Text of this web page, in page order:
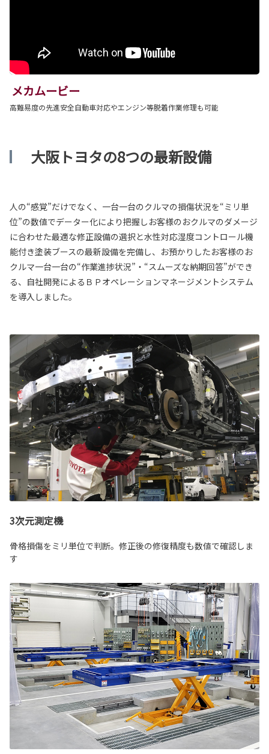
メカムービー
高難易度の先進安全自動車対応やエンジン等脱着作業修理も可能
大阪トヨタの8つの最新設備
人の“感覚”だけでなく、一台一台のクルマの損傷状況を“ミリ単
位”の数値でデーター化により把握しお客様のおクルマのダメージ
に合わせた最適な修正設備の選択と水性対応湿度コントロール機
能付き塗装ブースの最新設備を完備し、お預かりしたお客様のお
クルマ一台一台の“作業進捗状況”・“スムーズな納期回答”ができ
る、自社開発によるＢＰオペレーションマネージメントシステム
を導入しました。
3次元測定機
骨格損傷をミリ単位で判断。修正後の修復精度も数値で確認しま
す